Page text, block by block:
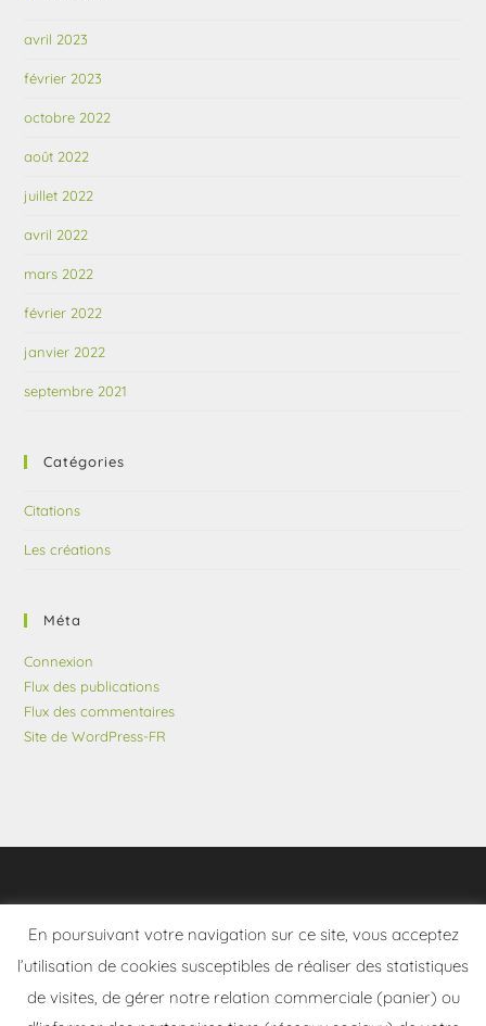
avril 2023
février 2023
octobre 2022
août 2022
juillet 2022
avril 2022
mars 2022
février 2022
janvier 2022
septembre 2021
Catégories
Citations
Les créations
Méta
Connexion
Flux des publications
Flux des commentaires
Site de WordPress-FR
En poursuivant votre navigation sur ce site, vous acceptez
l’utilisation de cookies susceptibles de réaliser des statistiques
de visites, de gérer notre relation commerciale (panier) ou